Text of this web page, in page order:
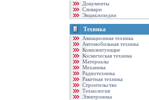
Документы
Словари
Энциклопедии
Техника
Авиационная техника
Автомобильная техника
Комплектующие
Космическая техника
Материалы
Механика
Радиотехника
Ракетная техника
Строительство
Технология
Электроника